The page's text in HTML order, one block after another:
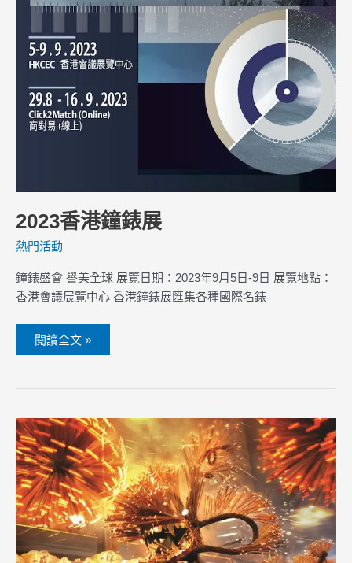
2023香港鐘錶展
熱門活動
鐘錶盛會 譽美全球 展覽日期：2023年9月5日-9日 展覽地點：
香港會議展覽中心 香港鐘錶展匯集各種國際名錶
閱讀全文 »
2023
大
坑
舞
火
龍